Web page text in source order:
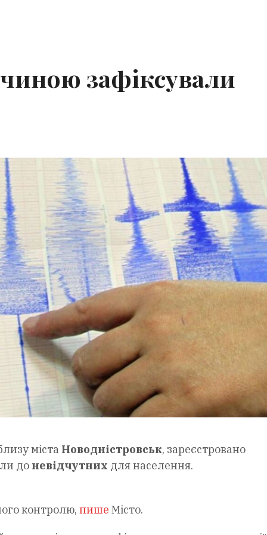
зафіксували
міста Новодністровськ, зареєстровано
до невідчутних для населення.
контролю, пише Місто.